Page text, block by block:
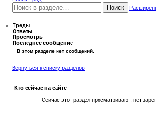
Поиск
Треды
Ответы
Просмотры
Последнее сообщение
В этом разделе нет сообщений.
Вернуться к списку разделов
Кто сейчас на сайте
Сейчас этот раздел просматривают: нет